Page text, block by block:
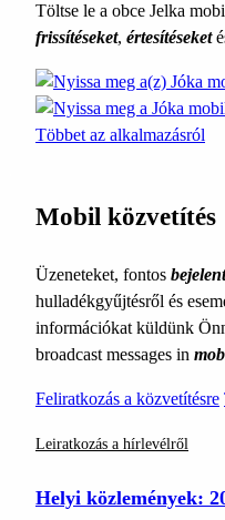
Töltse le a obce Jelka
frissítéseket, értesítéseket
Többet az alkalmazásról
Mobil közvetítés
Üzeneteket, fontos
hulladékgyűjtésről és
információkat küldünk
broadcast messages in
Feliratkozás a közvetítésre
Leiratkozás a hírlevélről
Helyi közlemények: